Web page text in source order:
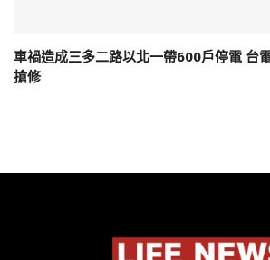
車禍造成三多二路以北一帶600戶停電 台
搶修